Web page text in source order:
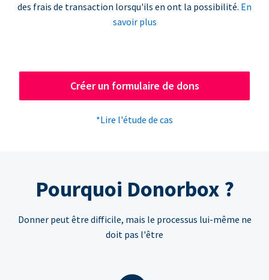
des frais de transaction lorsqu'ils en ont la possibilité. En
savoir plus
Créer un formulaire de dons
*Lire l'étude de cas
Pourquoi Donorbox ?
Donner peut être difficile, mais le processus lui-même ne
doit pas l'être